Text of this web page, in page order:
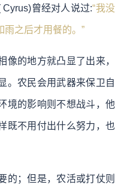
曾经对人说过:“我没
雨之后才用餐的。”
像的地方就凸显了出来，
。农民会用武器来保卫自
境的影响则不想战斗，他
既不用付出什么努力，也
的；但是，农活或打仗则